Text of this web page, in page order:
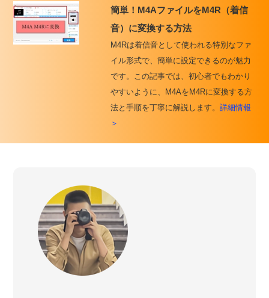
簡単！M4AファイルをM4R（着信
音）に変換する方法
M4Rは着信音として使われる特別なファ
イル形式で、簡単に設定できるのが魅力
です。この記事では、初心者でもわかり
やすいように、M4AをM4Rに変換する方
法と手順を丁寧に解説します。 詳細情報
＞